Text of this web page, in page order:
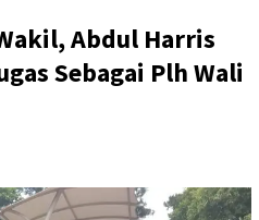
Abdul Harris
Sebagai Plh Wali